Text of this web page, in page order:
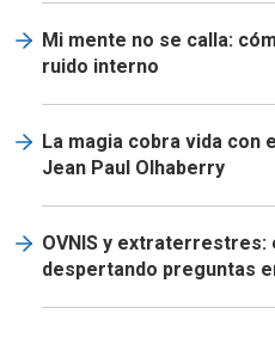
Mi mente no se calla:
ruido interno
La magia cobra vida con
Jean Paul Olhaberry
OVNIS y
despertando preguntas